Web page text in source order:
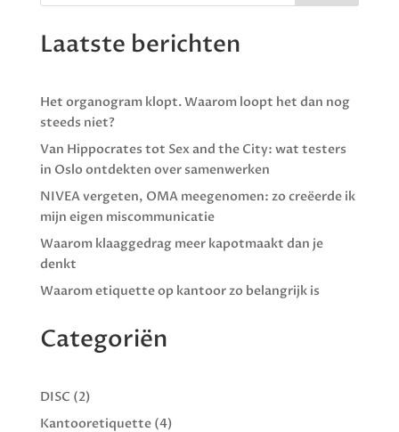
Laatste berichten
Het organogram klopt. Waarom loopt het dan nog
steeds niet?
Van Hippocrates tot Sex and the City: wat testers
in Oslo ontdekten over samenwerken
NIVEA vergeten, OMA meegenomen: zo creëerde ik
mijn eigen miscommunicatie
Waarom klaaggedrag meer kapotmaakt dan je
denkt
Waarom etiquette op kantoor zo belangrijk is
Categoriën
DISC (2)
Kantooretiquette(4)